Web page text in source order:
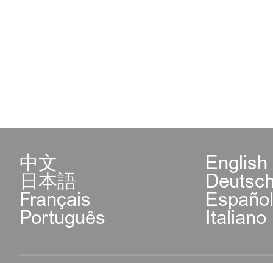
中文 English
日本語
Français
Português Italiano